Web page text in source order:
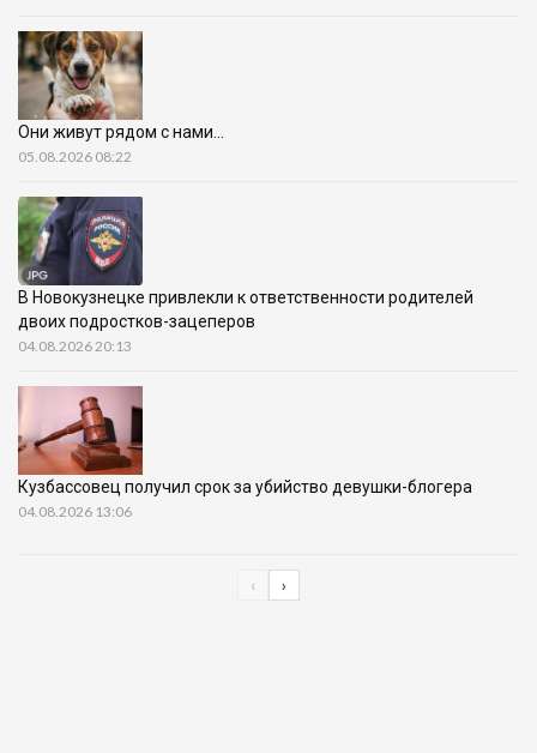
Они живут рядом с нами…
05.08.2026 08:22
В Новокузнецке привлекли к ответственности родителей
двоих подростков-зацеперов
04.08.2026 20:13
Кузбассовец получил срок за убийство девушки-блогера
04.08.2026 13:06
‹ ›